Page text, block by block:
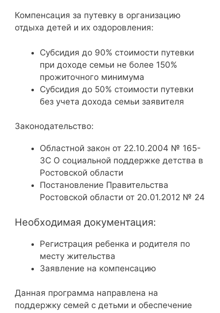
Компенсация за путевку в организацию
отдыха детей и их оздоровления:
Субсидия до 90% стоимости путевки
при доходе семьи не более 150%
прожиточного минимума
Субсидия до 50% стоимости путевки
без учета дохода семьи заявителя
Законодательство:
Областной закон от 22.10.2004 № 165-
ЗС О социальной поддержке детства в
Ростовской области
Постановление Правительства
Ростовской области от 20.01.2012 № 24
Необходимая документация:
Регистрация ребенка и родителя по
месту жительства
Заявление на компенсацию
Данная программа направлена на
поддержку семей с детьми и обеспечение